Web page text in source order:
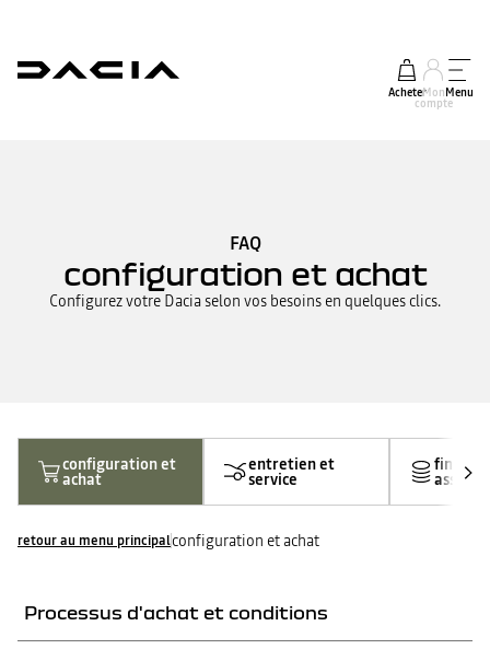
AcheterMon
compte
Menu
FAQ
configuration et achat
Configurez votre Dacia selon vos besoins en quelques clics.
retour au menu principalconfiguration et achat
configuration et
achat
entretien et
service
Processus d'achat et conditions